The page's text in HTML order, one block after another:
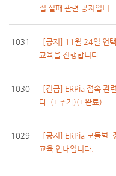
집 실패 관련 공지입니..
1031
[공지] 11월 24일 언
교육을 진행합니다.
1030
[긴급] ERPia 접속 관
다. (+추가)(+완료)
1029
[공지] ERPia 모듈별_
교육 안내입니다.